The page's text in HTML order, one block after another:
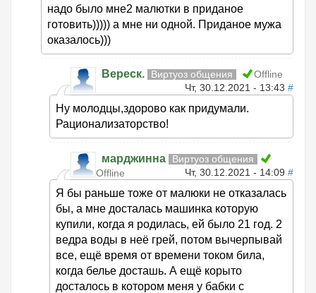
надо было мне2 малютки в приданое
готовить))))) а мне ни одной. Приданое мужа
оказалось)))
Вереск. Виртуоз общения
Offline
Чт, 30.12.2021 - 13:43 #
Ну молодцы,здорово как придумали.
Рационализаторство!
марджинна
Виртуоз общения
Offline
Чт, 30.12.2021 - 14:09 #
Я бы раньше тоже от малюки не отказалась
бы, а мне досталась машинка которую
купили, когда я родилась, ей было 21 год. 2
ведра воды в неё грей, потом вычерпывай
все, ещё время от времени током била,
когда белье досташь. А ещё корыто
досталось в котором меня у бабки с